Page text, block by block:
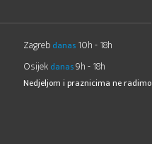
Zagreb danas 10h - 18h
Osijek danas9h - 18h
Nedjeljom i praznicima ne radimo